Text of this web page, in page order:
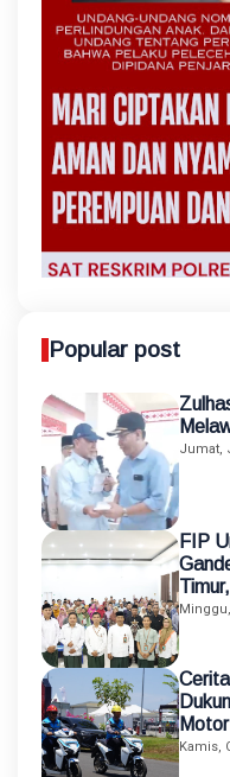
Popular post
Jumat,
FIP
Kamis,